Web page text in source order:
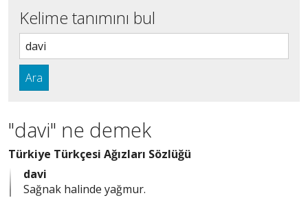
Kelime tanımını bul
Ara
"davi" ne demek
Türkiye Türkçesi Ağızları Sözlüğü
davi
Sağnak halinde yağmur.